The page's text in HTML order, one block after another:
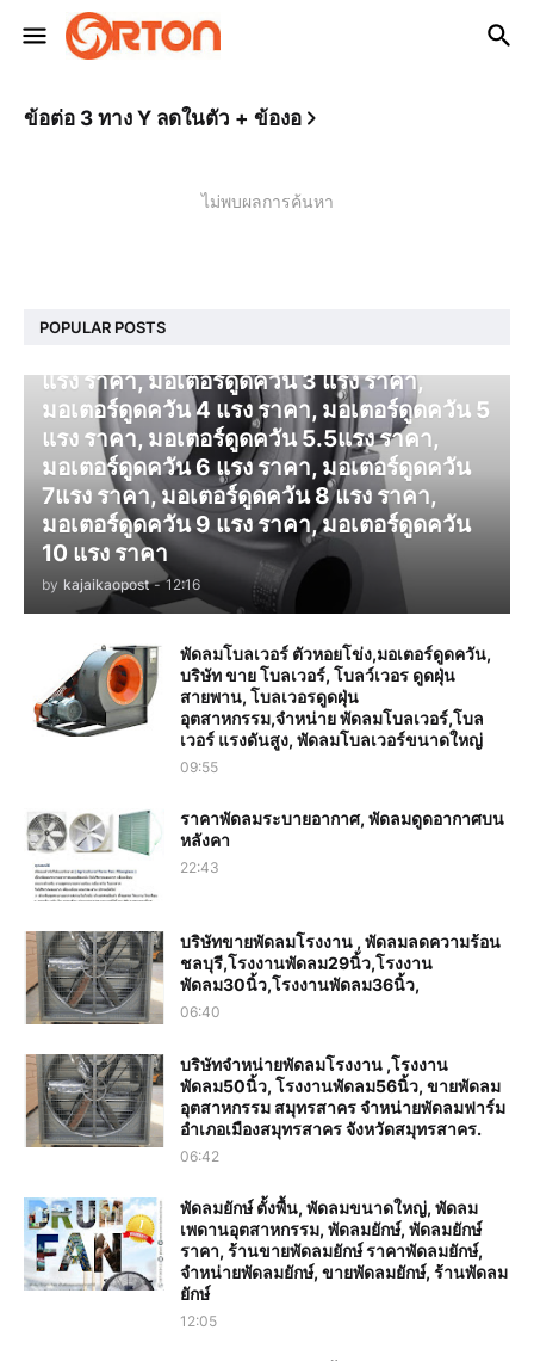
ข้อต่อ 3 ทาง Y ลดในตัว + ข้องอ
ไม่พบผลการค้นหา
POPULAR POSTS
แรง ราคา, มอเตอร์ดูดควัน 3 แรง ราคา,
มอเตอร์ดูดควัน 4 แรง ราคา, มอเตอร์ดูดควัน 5
แรง ราคา, มอเตอร์ดูดควัน 5.5แรง ราคา,
มอเตอร์ดูดควัน 6 แรง ราคา, มอเตอร์ดูดควัน
7แรง ราคา, มอเตอร์ดูดควัน 8 แรง ราคา,
มอเตอร์ดูดควัน 9 แรง ราคา, มอเตอร์ดูดควัน
10 แรง ราคา
by kajaikaopost - 12:16
พัดลมโบลเวอร์ ตัวหอยโข่ง,มอเตอร์ดูดควัน,
บริษัท ขาย โบลเวอร์, โบลว์เวอร ดูดฝุ่น
สายพาน, โบลเวอรดูดฝุ่น
อุตสาหกรรม,จำหน่าย พัดลมโบลเวอร์,โบล
เวอร์ แรงดันสูง, พัดลมโบลเวอร์ขนาดใหญ่
09:55
ราคาพัดลมระบายอากาศ, พัดลมดูดอากาศบน
หลังคา
22:43
บริษัทขายพัดลมโรงงาน , พัดลมลดความร้อน
ชลบุรี,โรงงานพัดลม29นิ้ว,โรงงาน
พัดลม30นิ้ว,โรงงานพัดลม36นิ้ว,
06:40
บริษัทจำหน่ายพัดลมโรงงาน ,โรงงาน
พัดลม50นิ้ว, โรงงานพัดลม56นิ้ว, ขายพัดลม
อุตสาหกรรม สมุทรสาคร จำหน่ายพัดลมฟาร์ม
อำเภอเมืองสมุทรสาคร จังหวัดสมุทรสาคร.
06:42
พัดลมยักษ์ ตั้งพื้น, พัดลมขนาดใหญ่, พัดลม
เพดานอุตสาหกรรม, พัดลมยักษ์, พัดลมยักษ์
ราคา, ร้านขายพัดลมยักษ์ ราคาพัดลมยักษ์,
จำหน่ายพัดลมยักษ์, ขายพัดลมยักษ์, ร้านพัดลม
ยักษ์
12:05